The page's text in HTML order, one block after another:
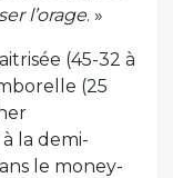
l’orage. »
(45-32 à
(25
la demi-
le money-